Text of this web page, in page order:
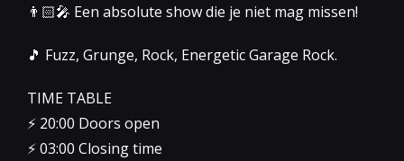
👨🏻‍🎤 Een absolute show die je niet mag missen!
🎵 Fuzz, Grunge, Rock, Energetic Garage Rock.
TIME TABLE
⚡️ 20:00 Doors open
⚡️ 03:00 Closing time